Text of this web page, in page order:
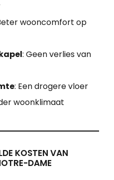
wooncomfort op
: Geen verlies van
: Een drogere vloer
woonklimaat
KOSTEN VAN
DAME